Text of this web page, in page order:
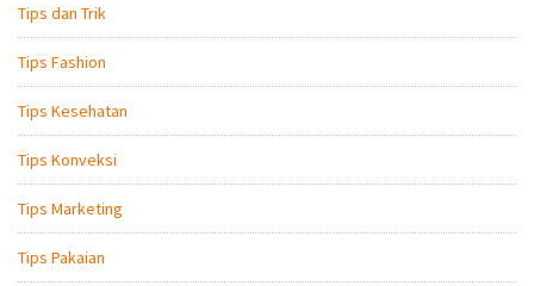
Tips dan Trik
Tips Fashion
Tips Kesehatan
Tips Konveksi
Tips Marketing
Tips Pakaian